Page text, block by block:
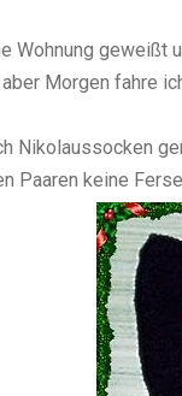
Wohnung geweißt
Morgen fahre
Nikolaussocken
Paaren keine